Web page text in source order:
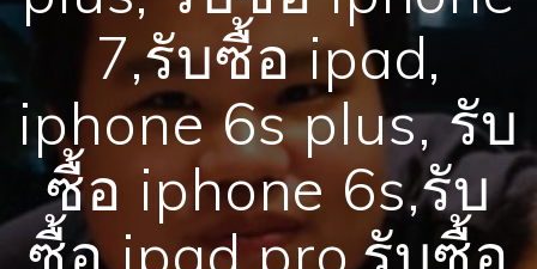
7,รับซื้อ ipad,
iphone 6s plus, รับ
ซื้อ iphone 6s,รับ